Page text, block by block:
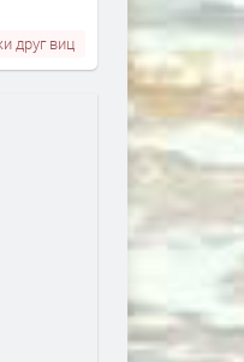
друг виц